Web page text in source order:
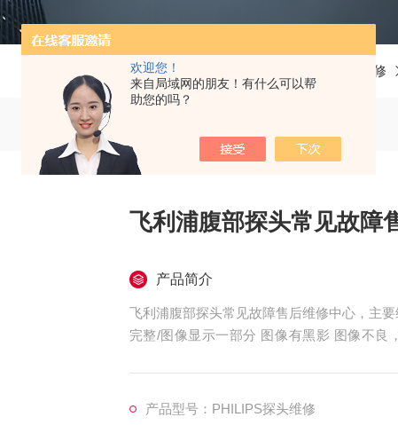
欢迎您！
来自局域网的朋友！有什么可以帮
助您的吗？
首页 产品中心 飞利浦彩超探头维修
飞利浦腹部探头常见故障
产品简介
飞利浦腹部探头常见故障售后维修中心，主
完整/图像显示一部分 图像有黑影 图像不良
主机不识别探头，探头功能报错等等。
产品型号：PHILIPS探头维修